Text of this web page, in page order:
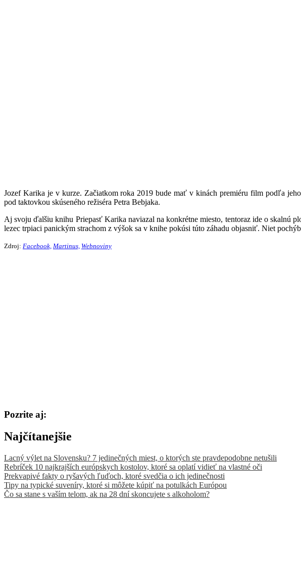
Jozef Karika je v kurze. Začiatkom roka 2019 bude mať v kinách premiéru film podľa
pod taktovkou skúseného režiséra Petra Bebjaka.
Aj svoju ďalšiu knihu Priepasť Karika naviazal na konkrétne miesto, tentoraz ide o skalnú
lezec trpiaci panickým strachom z výšok sa v knihe pokúsi túto záhadu objasniť. Niet
Zdroj: Facebook, Martinus, Webnoviny
Pozrite aj:
Najčítanejšie
Lacný výlet na Slovensku? 7 jedinečných miest, o ktorých ste pravdepodobne netušili
Rebríček 10 najkrajších európskych kostolov, ktoré sa oplatí vidieť na vlastné oči
Prekvapivé fakty o ryšavých ľuďoch, ktoré svedčia o ich jedinečnosti
Tipy na typické suveníry, ktoré si môžete kúpiť na potulkách Európou
Čo sa stane s vaším telom, ak na 28 dní skoncujete s alkoholom?